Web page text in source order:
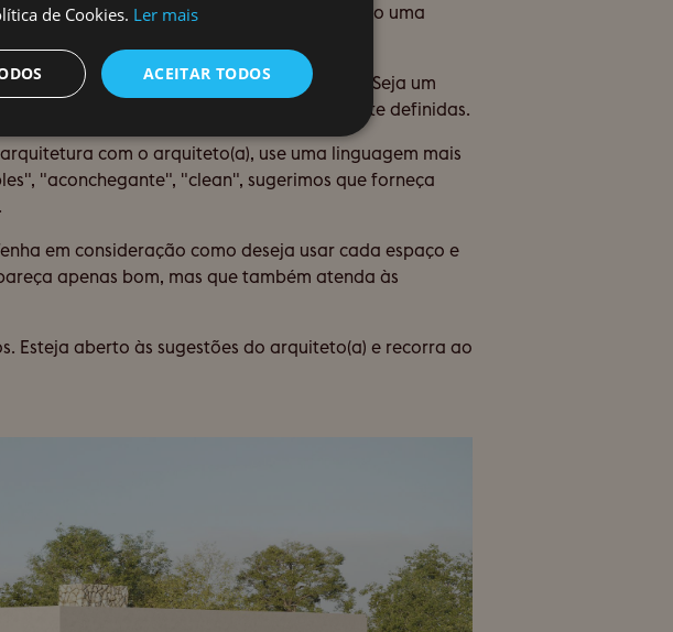
de inspiração coeso. Isto pode servir como uma
geral.
para o seu projeto de arquitetura. Seja um
deixe essas prioridades claramente definidas.
com o arquiteto(a), use uma linguagem mais
"aconchegante", "clean", sugerimos que forneça
em consideração como deseja usar cada espaço e
apenas bom, mas que também atenda às
Esteja aberto às sugestões do arquiteto(a) e recorra ao
de Cookies. Ler mais
ACEITAR TODOS